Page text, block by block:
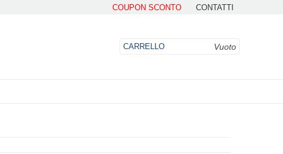
COUPON SCONTO CONTATTI
CARRELLO Vuoto